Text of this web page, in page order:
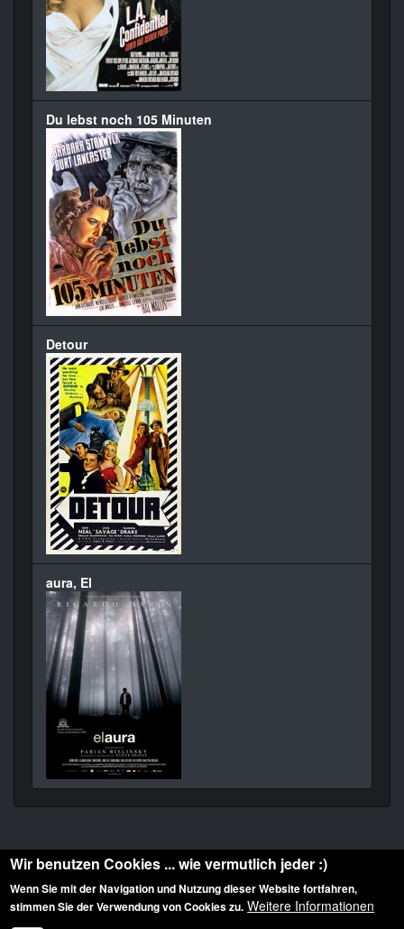
Du lebst noch 105 Minuten
Detour
aura, El
Diese Website ist urheberrechtlich geschützt: © 2010-2026 der Film Noir de. Alle
Wir benutzen Cookies ... wie vermutlich jeder :)
Wenn Sie mit der Navigation und Nutzung dieser Website fortfahren,
stimmen Sie der Verwendung von Cookies zu. Weitere Informationen